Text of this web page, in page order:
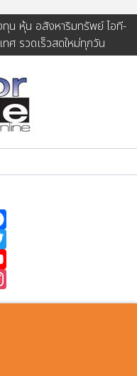
น หุ้น อสังหาริมทรัพย์ ไอที-
ศ รวดเร็วสดใหม่ทุกวัน
Instagram